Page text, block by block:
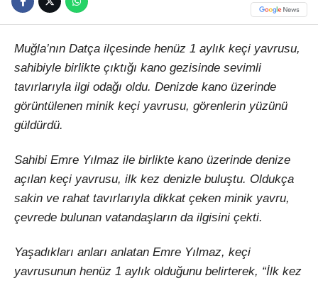
Muğla’nın Datça ilçesinde henüz 1 aylık keçi yavrusu,
sahibiyle birlikte çıktığı kano gezisinde sevimli
tavırlarıyla ilgi odağı oldu. Denizde kano üzerinde
görüntülenen minik keçi yavrusu, görenlerin yüzünü
güldürdü.
Sahibi Emre Yılmaz ile birlikte kano üzerinde denize
açılan keçi yavrusu, ilk kez denizle buluştu. Oldukça
sakin ve rahat tavırlarıyla dikkat çeken minik yavru,
çevrede bulunan vatandaşların da ilgisini çekti.
Yaşadıkları anları anlatan Emre Yılmaz, keçi
yavrusunun henüz 1 aylık olduğunu belirterek, “İlk kez